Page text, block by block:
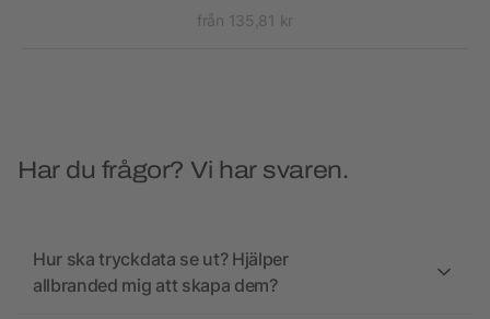
från 135,81 kr
Har du frågor? Vi har svaren.
Hur ska tryckdata se ut? Hjälper
allbranded mig att skapa dem?